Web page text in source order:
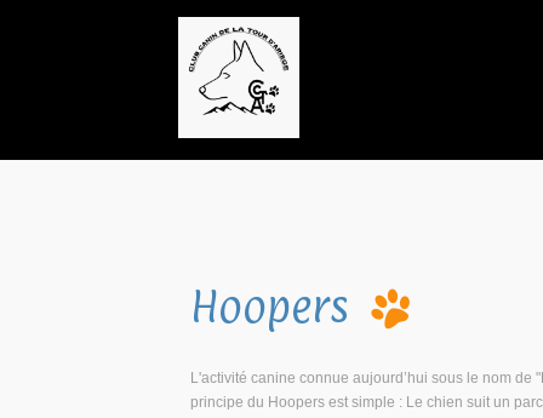
Hoopers
L'activité canine connue aujourd’hui sous le nom de
principe du Hoopers est simple : Le chien suit un